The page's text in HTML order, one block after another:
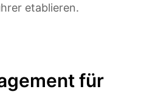
etablieren.
für